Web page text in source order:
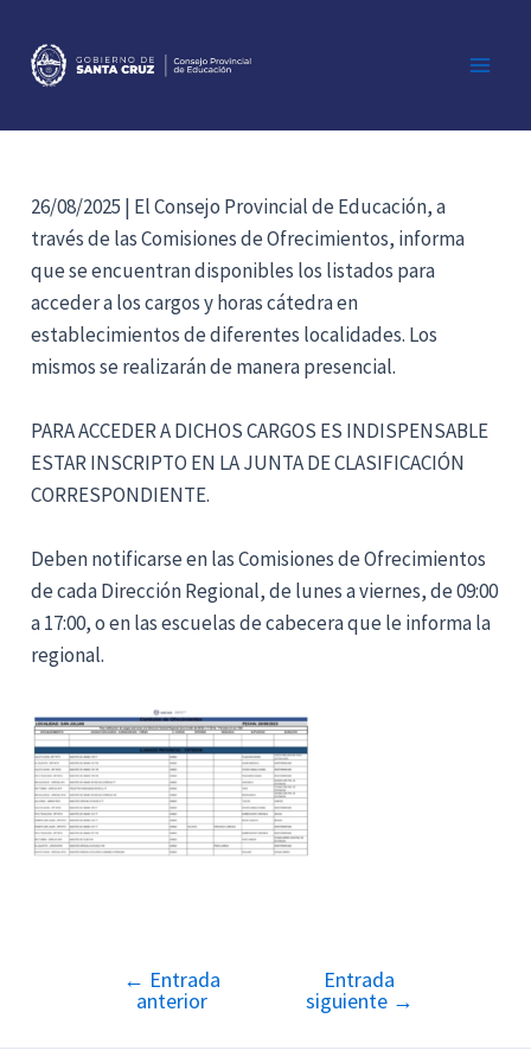
contenido
26/08/2025 | El Consejo Provincial de Educación, a
través de las Comisiones de Ofrecimientos, informa
que se encuentran disponibles los listados para
acceder a los cargos y horas cátedra en
establecimientos de diferentes localidades. Los
mismos se realizarán de manera presencial.
PARA ACCEDER A DICHOS CARGOS ES INDISPENSABLE
ESTAR INSCRIPTO EN LA JUNTA DE CLASIFICACIÓN
CORRESPONDIENTE.
Deben notificarse en las Comisiones de Ofrecimientos
de cada Dirección Regional, de lunes a viernes, de 09:00
a 17:00, o en las escuelas de cabecera que le informa la
regional.
Navegación
entradas
← Entrada
anterior
Entrada
siguiente →